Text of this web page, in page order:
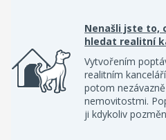
Nenašli jste to,
hledat realitní
Vytvořením
realitním
potom
nemovitostmi.
ji kdykoliv